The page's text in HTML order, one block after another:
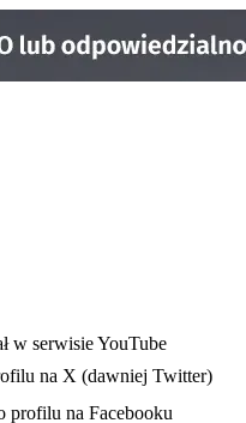
karcie
w serwisie YouTube
na X (dawniej Twitter)
profilu na Facebooku